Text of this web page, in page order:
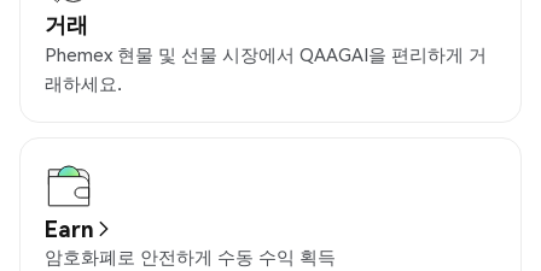
거래
Phemex 현물 및 선물 시장에서 QAAGAI을 편리하게 거
래하세요.
Earn
암호화폐로 안전하게 수동 수익 획득